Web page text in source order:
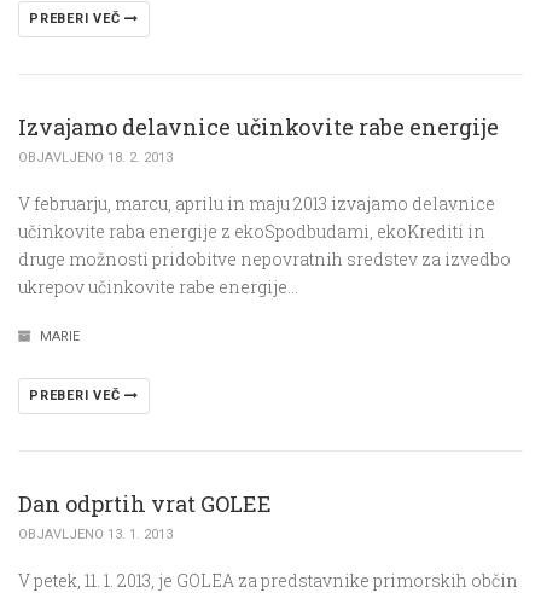
PREBERI VEČ
Izvajamo delavnice učinkovite rabe energije
OBJAVLJENO 18. 2. 2013
V februarju, marcu, aprilu in maju 2013 izvajamo delavnice
učinkovite raba energije z ekoSpodbudami, ekoKrediti in
druge možnosti pridobitve nepovratnih sredstev za izvedbo
ukrepov učinkovite rabe energije…
MARIE
PREBERI VEČ
Dan odprtih vrat GOLEE
OBJAVLJENO 13. 1. 2013
V petek, 11. 1. 2013, je GOLEA za predstavnike primorskih občin